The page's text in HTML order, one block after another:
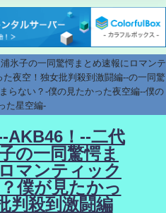
氷子の一同驚愕まとめ速報にロマンテ
夜空！独女批判殺到激闘編--の一同驚
らない？-僕の見たかった夜空編--僕の
た星空編-
AKB46！--二代
の一同驚愕ま
マンティック
僕が見たかっ
判殺到激闘編